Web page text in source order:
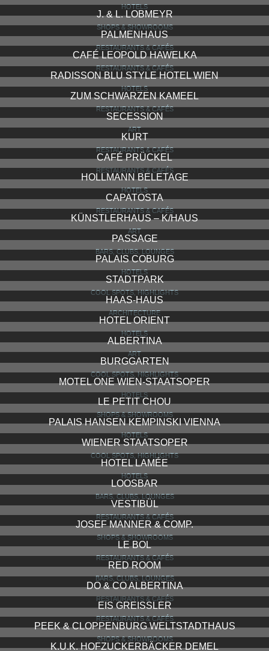
HOTELS
J. & L. LOBMEYR
SHOPS & SHOWROOMS
PALMENHAUS
RESTAURANTS & CAFÉS
CAFÉ LEOPOLD HAWELKA
RESTAURANTS & CAFÉS
RADISSON BLU STYLE HOTEL WIEN
HOTELS
ZUM SCHWARZEN KAMEEL
RESTAURANTS & CAFÉS
SECESSION
ART
KURT
RESTAURANTS & CAFÉS
CAFÉ PRÜCKEL
RESTAURANTS & CAFÉS
HOLLMANN BELETAGE
HOTELS
CAPATOSTA
RESTAURANTS & CAFÉS
KÜNSTLERHAUS – K/HAUS
ART
PASSAGE
BARS, CLUBS, LOUNGES
PALAIS COBURG
HOTELS
STADTPARK
COOL SPOTS, HIGHLIGHTS
HAAS-HAUS
ARCHITECTURE
HOTEL ORIENT
HOTELS
ALBERTINA
ART
BURGGARTEN
COOL SPOTS, HIGHLIGHTS
MOTEL ONE WIEN-STAATSOPER
HOTELS
LE PETIT CHOU
SHOPS & SHOWROOMS
PALAIS HANSEN KEMPINSKI VIENNA
HOTELS
WIENER STAATSOPER
COOL SPOTS, HIGHLIGHTS
HOTEL LAMÉE
HOTELS
LOOSBAR
BARS, CLUBS, LOUNGES
VESTIBÜL
RESTAURANTS & CAFÉS
JOSEF MANNER & COMP.
SHOPS & SHOWROOMS
LE BOL
RESTAURANTS & CAFÉS
RED ROOM
BARS, CLUBS, LOUNGES
DO & CO ALBERTINA
RESTAURANTS & CAFÉS
EIS GREISSLER
RESTAURANTS & CAFÉS
PEEK & CLOPPENBURG WELTSTADTHAUS
SHOPS & SHOWROOMS
K.U.K. HOFZUCKERBÄCKER DEMEL